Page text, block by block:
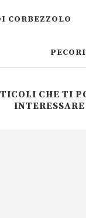
CORBEZZOLO
CHE TI
INTERESSARE